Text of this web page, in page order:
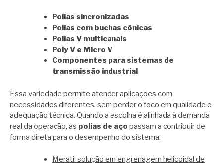
Polias sincronizadas
Polias com buchas cônicas
Polias V multicanais
Poly V e Micro V
Componentes para sistemas de
transmissão industrial
Essa variedade permite atender aplicações com
necessidades diferentes, sem perder o foco em qualidade e
adequação técnica. Quando a escolha é alinhada à demanda
real da operação, as polias de aço passam a contribuir de
forma direta para o desempenho do sistema.
Merati: solução em engrenagem helicoidal de